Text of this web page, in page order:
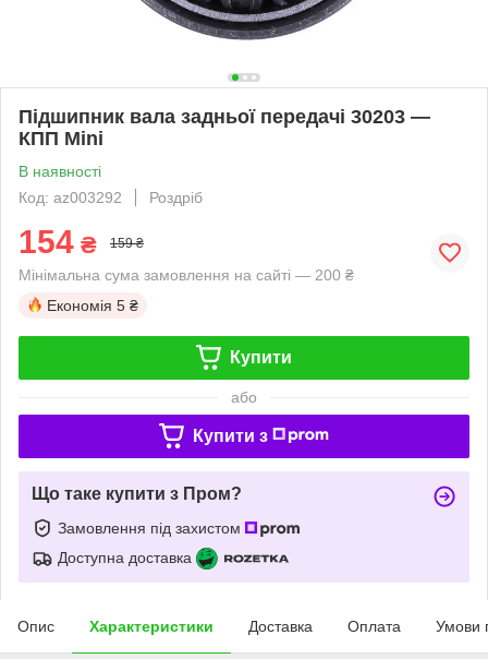
Підшипник вала задньої передачі 30203 —
КПП Mini
В наявності
Код: az003292
Роздріб
154 ₴ 159 ₴
Мінімальна сума замовлення на сайті — 200 ₴
Економія 5 ₴
Купити
або
Купити з
Що таке купити з Пром?
Замовлення під захистом
Доступна доставка
Опис Характеристики Доставка Оплата Умови